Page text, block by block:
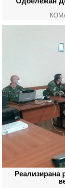
Реализирана